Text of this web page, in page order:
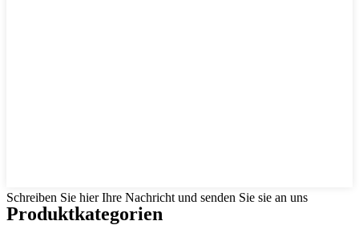
Schreiben Sie hier Ihre Nachricht und senden Sie sie an uns
Produktkategorien